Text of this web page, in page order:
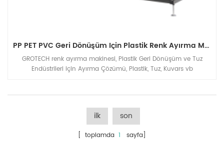
PP PET PVC Geri Dönüşüm Için Plastik Renk Ayırma Makinesi
GROTECH renk ayırma makinesi, Plastik Geri Dönüşüm ve Tuz
Endüstrileri için Ayırma Çözümü, Plastik, Tuz, Kuvars vb
ilk son
[ toplamda 1 sayfa]